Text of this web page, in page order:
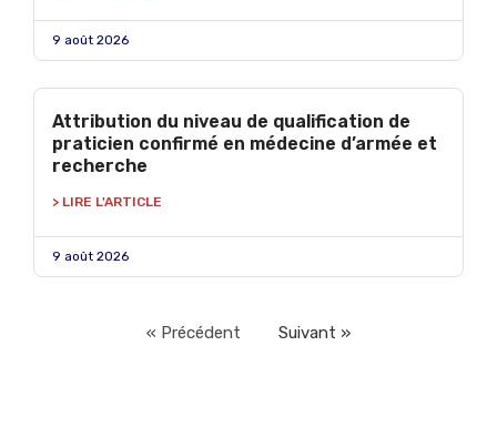
9 août 2026
Attribution du niveau de qualification de
praticien confirmé en médecine d’armée et
recherche
> LIRE L'ARTICLE
9 août 2026
« Précédent Suivant »